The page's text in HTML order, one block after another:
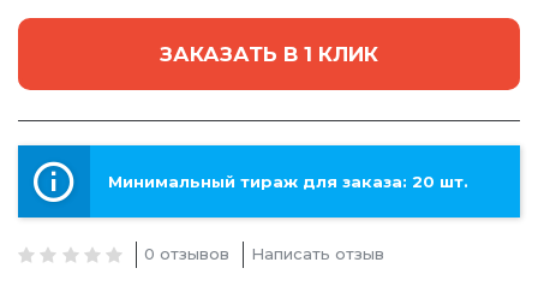
ЗАКАЗАТЬ В 1 КЛИК
Минимальный тираж для заказа: 20 шт.
0 отзывов Написать отзыв